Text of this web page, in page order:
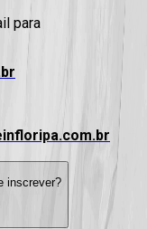
para
inscrever?